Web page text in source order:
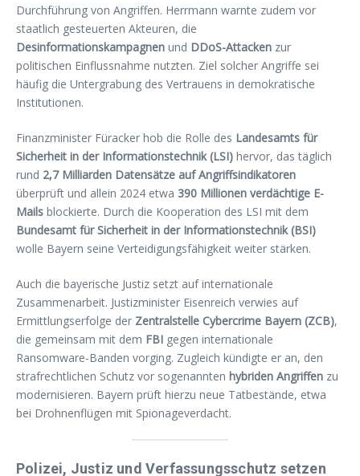
Durchführung von Angriffen. Herrmann warnte zudem vor
staatlich gesteuerten Akteuren, die
Desinformationskampagnen und DDoS-Attacken zur
politischen Einflussnahme nutzten. Ziel solcher Angriffe sei
häufig die Untergrabung des Vertrauens in demokratische
Institutionen.
Finanzminister Füracker hob die Rolle des Landesamts für
Sicherheit in der Informationstechnik (LSI) hervor, das täglich
rund 2,7 Milliarden Datensätze auf Angriffsindikatoren
überprüft und allein 2024 etwa 390 Millionen verdächtige E-
Mails blockierte. Durch die Kooperation des LSI mit dem
Bundesamt für Sicherheit in der Informationstechnik (BSI)
wolle Bayern seine Verteidigungsfähigkeit weiter stärken.
Auch die bayerische Justiz setzt auf internationale
Zusammenarbeit. Justizminister Eisenreich verwies auf
Ermittlungserfolge der Zentralstelle Cybercrime Bayern (ZCB),
die gemeinsam mit dem FBI gegen internationale
Ransomware-Banden vorging. Zugleich kündigte er an, den
strafrechtlichen Schutz vor sogenannten hybriden Angriffen zu
modernisieren. Bayern prüft hierzu neue Tatbestände, etwa
bei Drohnenflügen mit Spionageverdacht.
Polizei, Justiz und Verfassungsschutz setzen